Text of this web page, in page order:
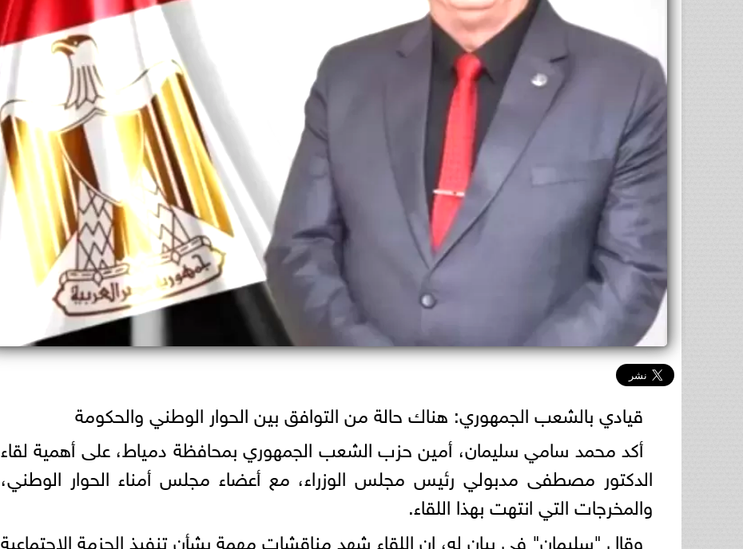
قيادي بالشعب الجمهوري: هناك حالة من التوافق بين الحوار الوطني والحكومة
أكد محمد سامي سليمان، أمين حزب الشعب الجمهوري بمحافظة دمياط، على أهمية لقاء
الدكتور مصطفى مدبولي رئيس مجلس الوزراء، مع أعضاء مجلس أمناء الحوار الوطني،
والمخرجات التي انتهت بهذا اللقاء.
وقال "سليمان" في بيان له، إن اللقاء شهد مناقشات مهمة بشأن تنفيذ الحزمة الاجتماعية